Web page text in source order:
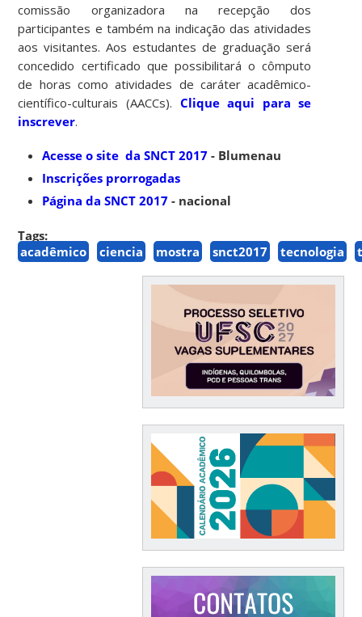
comissão organizadora na recepção dos
participantes e também na indicação das atividades
aos visitantes. Aos estudantes de graduação será
concedido certificado que possibilitará o cômputo
de horas como atividades de caráter acadêmico-
científico-culturais (AACCs). Clique aqui para se
inscrever.
Acesse o site da SNCT 2017 - Blumenau
Inscrições prorrogadas
Página da SNCT 2017 - nacional
Tags:
acadêmico
ciencia mostra snct2017 tecnologia